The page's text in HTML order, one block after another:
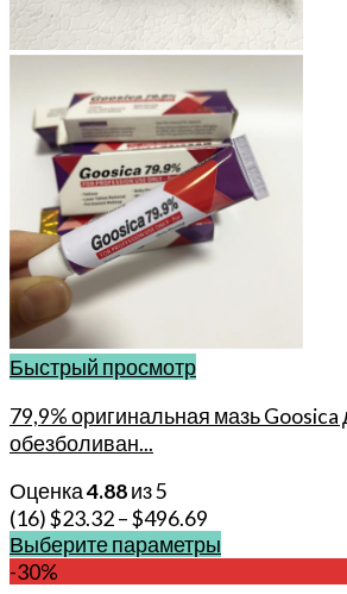
Быстрый просмотр
79,9% оригинальная мазь Goosica
обезболиван...
Оценка4.88из 5
(16)$23.32–$496.69
Выберите параметры
Этот
-30%